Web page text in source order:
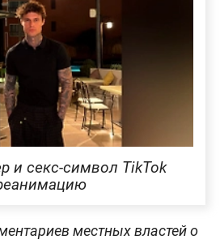
и секс-символ TikTok
местных властей о